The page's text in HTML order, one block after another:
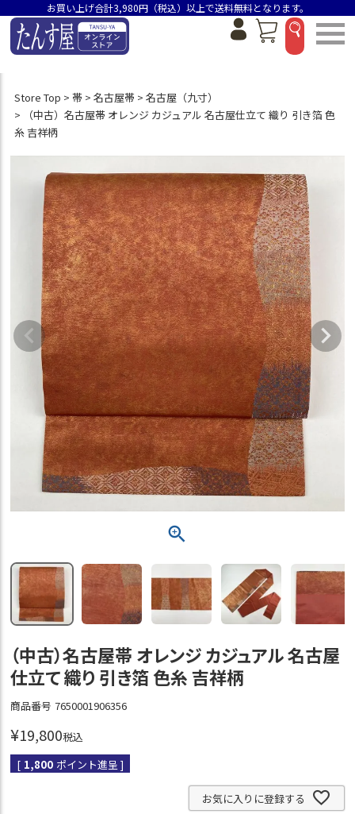
お買い上げ合計3,980円（税込）以上で送料無料となります。
Store Top 帯 名古屋帯
名古屋（九寸）
（中古）名古屋帯 オレンジ カジュアル 名古屋仕立て 織り 引き箔 色
糸 吉祥柄
（中古）名古屋帯 オレンジ カジュアル 名古屋
仕立て 織り 引き箔 色糸 吉祥柄
商品番号 7650001906356
¥19,800税込
[ 1,800 ポイント進呈 ]
お気に入りに登録する